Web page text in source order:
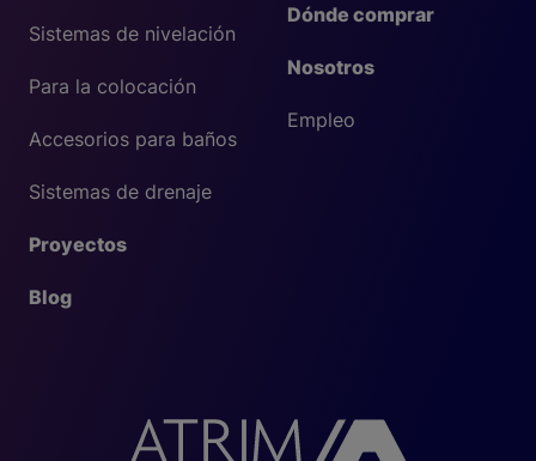
Dónde comprar
Nosotros
Empleo
Sistemas de nivelación
Para la colocación
Accesorios para baños
Sistemas de drenaje
Proyectos
Blog